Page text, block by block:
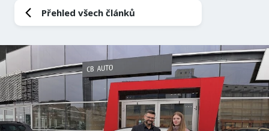
Přehled všech článků